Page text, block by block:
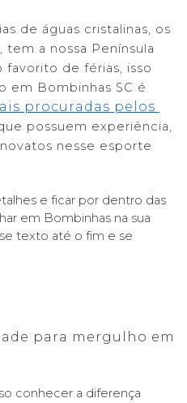
de águas cristalinas, os
tem a nossa Península
favorito de férias, isso
procuradas pelos
possuem experiência,
nesse esporte
e ficar por dentro das
em Bombinhas na sua
texto até o fim e se
para mergulho em
conhecer a diferença